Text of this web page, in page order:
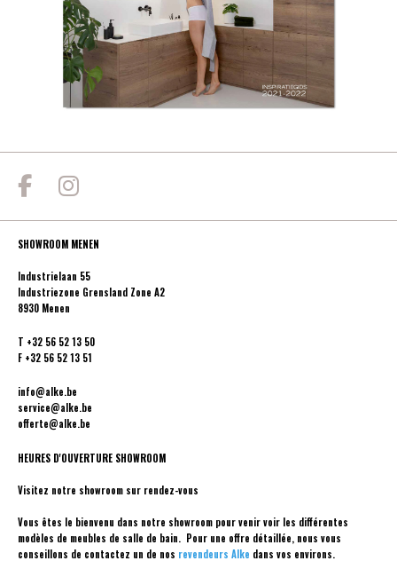
SHOWROOM MENEN
Industrielaan 55
Industriezone Grensland Zone A2
8930 Menen
T +32 56 52 13 50
F +32 56 52 13 51
info@alke.be
service@alke.be
offerte@alke.be
HEURES D'OUVERTURE SHOWROOM
Visitez notre showroom sur rendez-vous
Vous êtes le bienvenu dans notre showroom pour venir voir les différentes
modèles de meubles de salle de bain. Pour une offre détaillée, nous vous
conseillons de contactez un de nos revendeurs Alke dans vos environs.